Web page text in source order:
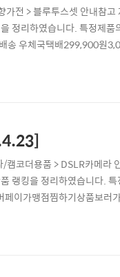
전 > 블루투스셋 안내참
정리하였습니다. 특정제
우체국택배299,900원
러스 무선 블루투스이어
코더용품 > DSLR카메라
랭킹을 정리하였습니다.
이가맹점찜하기상품보러
기3[어메이징팜] 캐논